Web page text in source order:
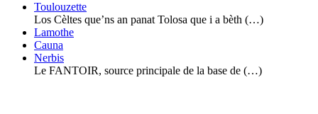
Toulouzette
Los Cèltes que’ns an panat Tolosa que i a bèth (…)
Lamothe
Cauna
Nerbis
Le FANTOIR, source principale de la base de (…)